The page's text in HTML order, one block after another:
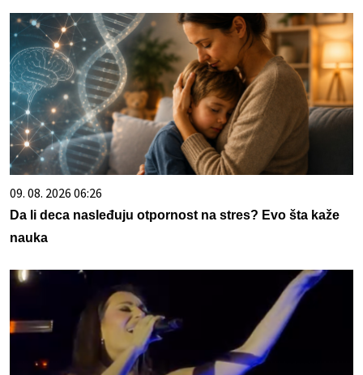
09. 08. 2026 06:26
Da li deca nasleđuju otpornost na stres? Evo šta kaže
nauka